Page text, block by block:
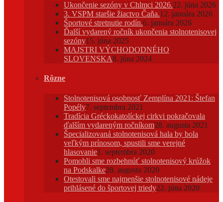
Ukončenie sezóny v Chlmci 2026.22. júna 2026
3. VSPM staršie žiactvo Čaňa.12. januára 2026
Športové stretnutie rodín.6. januára 2026
Ďalší vydarený ročník ukončenia stolnotenisovej
sezóny15. júna 2025
MAJSTRI VÝCHODODNÉHO
SLOVENSKA8. júna 2024
Rôzne
Stolnotenisová osobnosť Zemplína 2021: Štefan
Popély7. septembra 2021
Tradícia Gréckokatolíckej cirkvi pokračovala
ďalším vydareným ročníkom28. augusta 2021
Špecializovaná stolnotenisová hala by bola
veľkým prínosom, spustili sme verejné
hlasovanie1. septembra 2020
Pomohli sme rozbehnúť stolnotenisový krúžok
na Podskalke28. augusta 2020
Otestovali sme najmenšie stolnotenisové nádeje
prihlásené do športovej triedy22. júna 2020